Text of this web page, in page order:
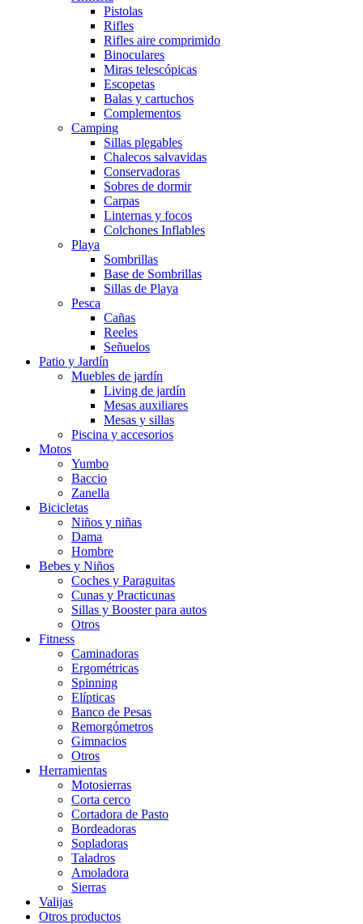
Pistolas
Rifles
Rifles aire comprimido
Binoculares
Miras telescópicas
Escopetas
Balas y cartuchos
Complementos
Camping
Sillas plegables
Chalecos salvavidas
Conservadoras
Sobres de dormir
Carpas
Linternas y focos
Colchones Inflables
Playa
Sombrillas
Base de Sombrillas
Sillas de Playa
Pesca
Cañas
Reeles
Señuelos
Patio y Jardín
Muebles de jardín
Living de jardín
Mesas auxiliares
Mesas y sillas
Piscina y accesorios
Motos
Yumbo
Baccio
Zanella
Bicicletas
Niños y niñas
Dama
Hombre
Bebes y Niños
Coches y Paraguitas
Cunas y Practicunas
Sillas y Booster para autos
Otros
Fitness
Caminadoras
Ergométricas
Spinning
Elípticas
Banco de Pesas
Remorgómetros
Gimnacios
Otros
Herramientas
Motosierras
Corta cerco
Cortadora de Pasto
Bordeadoras
Sopladoras
Taladros
Amoladora
Sierras
Valijas
Otros productos